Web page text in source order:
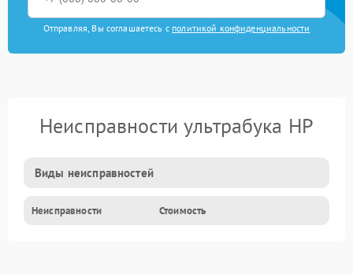
Отправляя, Вы соглашаетесь с политикой конфиденциальности
Неисправности ультрабука HP
Виды неисправностей
Неисправности Стоимость